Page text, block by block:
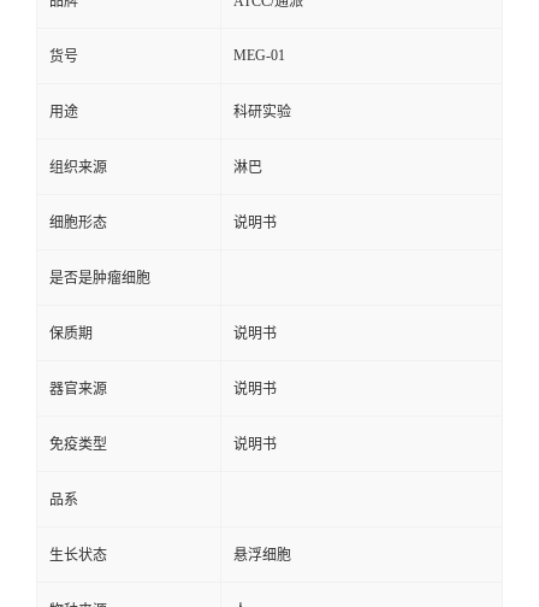
货号 MEG-01
用途 科研实验
组织来源 淋巴
细胞形态 说明书
是否是肿瘤细胞
保质期 说明书
器官来源 说明书
免疫类型 说明书
品系
生长状态 悬浮细胞